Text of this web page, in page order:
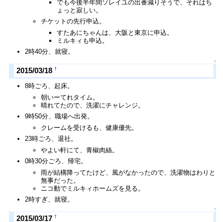
でも今後半年間ソレイユの出番減りそうで、それはち
ょっと寂しい。
チケットの先行申込。
すたあにちゃんは、大阪と東京に申込。
ミルキィも申込。
2時40分、就寝。
↑
2015/03/18 †
8時ごろ、起床。
朝いーてれタイム。
晴れてたので、洗濯にチャレンジ。
9時50分、職場へ出発。
クレームを受けるも、健康優先。
23時ごろ、退社。
やよい軒にて、青椒肉絲。
0時30分ごろ、帰宅。
雨が結構降ってたけど、風がなかったので、洗濯物はわりと
無事だった。
ニコ動でミルキィホームズを見る。
2時すぎ、就寝。
↑
2015/03/17 †